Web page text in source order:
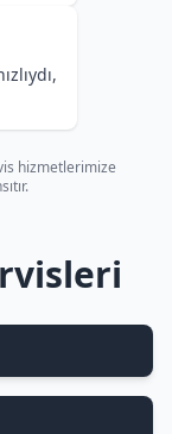
hizmetlerimize